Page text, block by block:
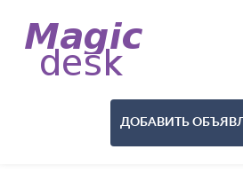
ДОБАВИТЬ